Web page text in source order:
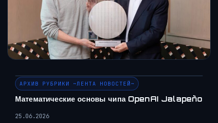
АРХИВ РУБРИКИ ~ЛЕНТА НОВОСТЕЙ~
Математические основы чипа OpenAI Jalapeño
25.06.2026